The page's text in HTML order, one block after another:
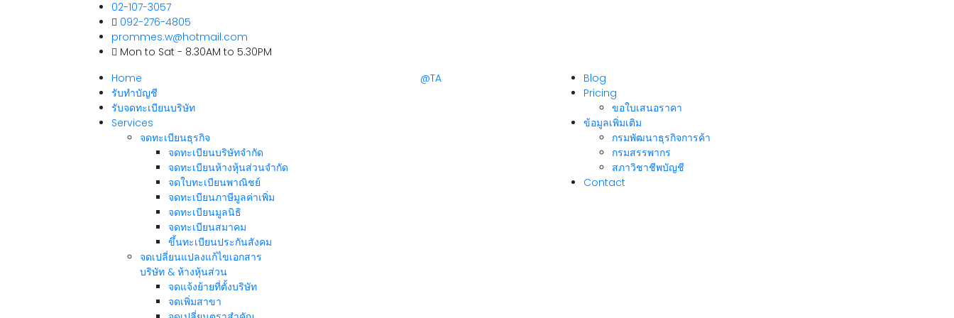
02-107-3057
092-276-4805
prommes.w@hotmail.com
Mon to Sat - 8.30AM to 5.30PM
Home
รับทำบัญชี
รับจดทะเบียนบริษัท
Services
จดทะเบียนธุรกิจ
จดทะเบียนบริษัทจำกัด
จดทะเบียนห้างหุ้นส่วนจำกัด
จดใบทะเบียนพาณิชย์
จดทะเบียนภาษีมูลค่าเพิ่ม
จดทะเบียนมูลนิธิ
จดทะเบียนสมาคม
ขึ้นทะเบียนประกันสังคม
จดเปลี่ยนแปลงแก้ไขเอกสาร
บริษัท & ห้างหุ้นส่วน
จดแจ้งย้ายที่ตั้งบริษัท
จดเพิ่มสาขา
@TA
Blog
Pricing
ขอใบเสนอราคา
ข้อมูลเพิ่มเติม
กรมพัฒนาธุรกิจการค้า
กรมสรรพากร
สภาวิชาชีพบัญชี
Contact